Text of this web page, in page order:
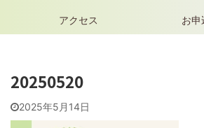
アクセス お申
20250520
2025年5月14日